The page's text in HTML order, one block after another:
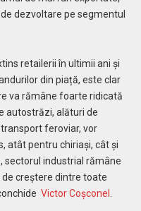
dezvoltare pe segmentul
retailerii în ultimii ani și
din piață, este clar
va rămâne foarte ridicată
autostrăzi, alături de
feroviar, vor
atât pentru chiriași, cât și
sectorul industrial rămâne
creștere dintre toate
Victor Coșconel